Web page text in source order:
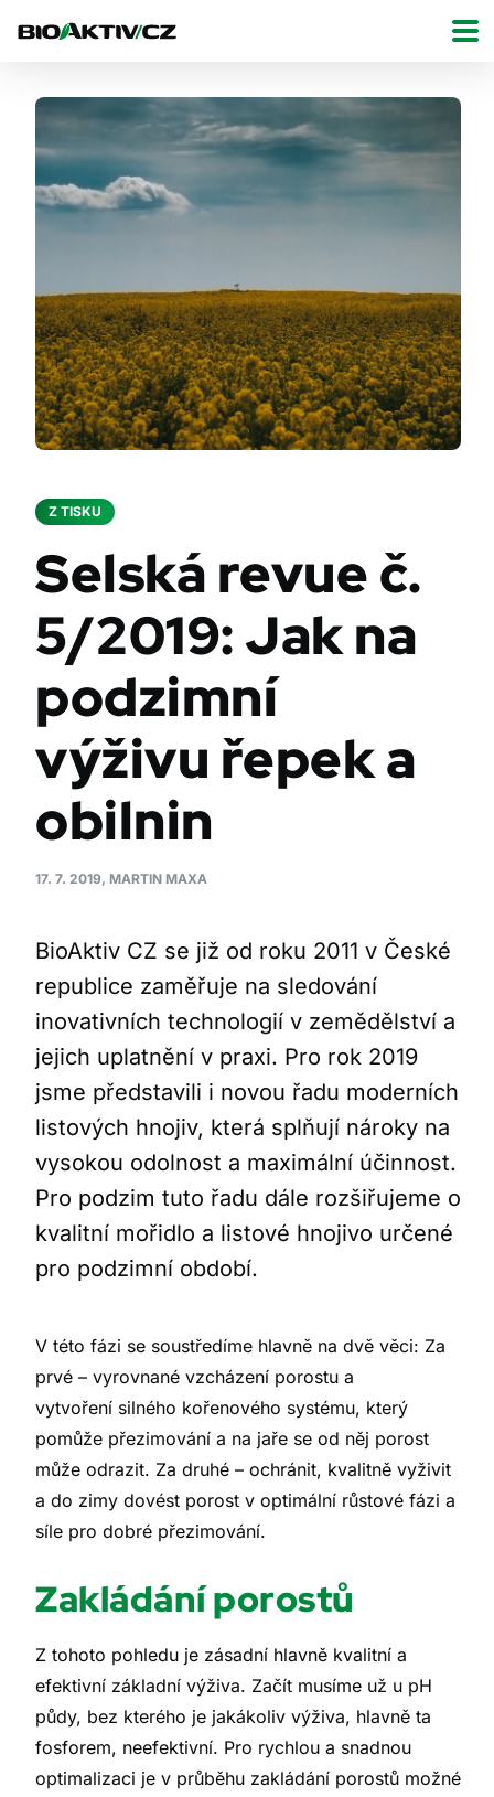
Z TISKU
Selská revue č.
5/2019: Jak na
podzimní
výživu řepek a
obilnin
17. 7. 2019, MARTIN MAXA
BioAktiv CZ se již od roku 2011 v České
republice zaměřuje na sledování
inovativních technologií v zemědělství a
jejich uplatnění v praxi. Pro rok 2019
jsme představili i novou řadu moderních
listových hnojiv, která splňují nároky na
vysokou odolnost a maximální účinnost.
Pro podzim tuto řadu dále rozšiřujeme o
kvalitní mořidlo a listové hnojivo určené
pro podzimní období.
V této fázi se soustředíme hlavně na dvě věci: Za
prvé – vyrovnané vzcházení porostu a
vytvoření silného kořenového systému, který
pomůže přezimování a na jaře se od něj porost
může odrazit. Za druhé – ochránit, kvalitně vyživit
a do zimy dovést porost v optimální růstové fázi a
síle pro dobré přezimování.
Zakládání porostů
Z tohoto pohledu je zásadní hlavně kvalitní a
efektivní základní výživa. Začít musíme už u pH
půdy, bez kterého je jakákoliv výživa, hlavně ta
fosforem, neefektivní. Pro rychlou a snadnou
optimalizaci je v průběhu zakládání porostů možné